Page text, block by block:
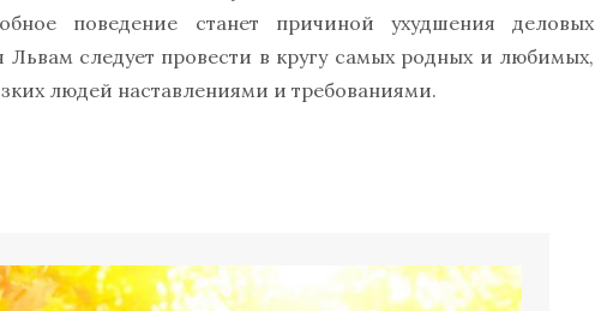
поведение станет причиной ухудшения деловых
следует провести в кругу самых родных и любимых,
людей наставлениями и требованиями.